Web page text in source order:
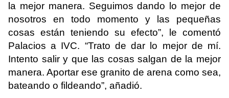
la mejor manera. Seguimos dando lo mejor de
nosotros en todo momento y las pequeñas
cosas están teniendo su efecto”, le comentó
Palacios a IVC. “Trato de dar lo mejor de mí.
Intento salir y que las cosas salgan de la mejor
manera. Aportar ese granito de arena como sea,
bateando o fildeando”, añadió.